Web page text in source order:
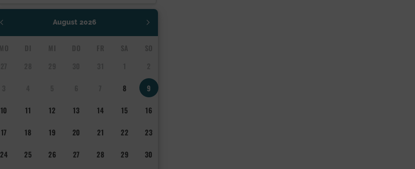
August 2026
8 9
10 11 12 13 14 15 16
17 18 19 20 21 22 23
24 25 26 27 28 29 30